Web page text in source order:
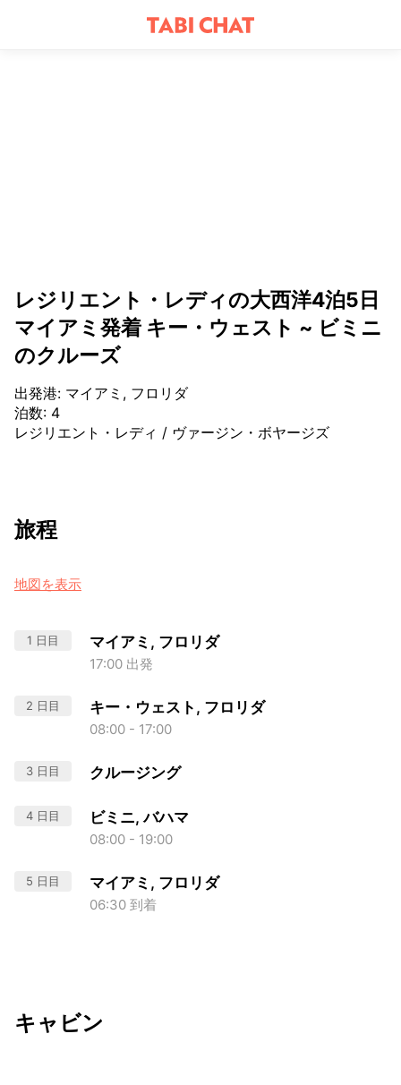
レジリエント・レディの大西洋4泊5日
マイアミ発着 キー・ウェスト ~ ビミニ
のクルーズ
出発港: マイアミ, フロリダ
泊数: 4
レジリエント・レディ / ヴァージン・ボヤージズ
旅程
地図を表示
1 日目 マイアミ, フロリダ
17:00 出発
2 日目 キー・ウェスト, フロリダ
08:00 - 17:00
3 日目 クルージング
4 日目 ビミニ, バハマ
08:00 - 19:00
5 日目 マイアミ, フロリダ
06:30 到着
キャビン